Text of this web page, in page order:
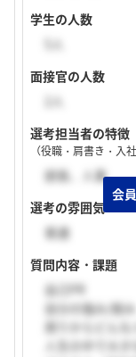
学生の人数
面接官の人数
選考担当者の特徴
（役職・肩書き・入
部長、人事
選考の雰囲気
普通
質問内容・課題
自己PR
自分の強み/弱み
周りからどんな
人生の中で大